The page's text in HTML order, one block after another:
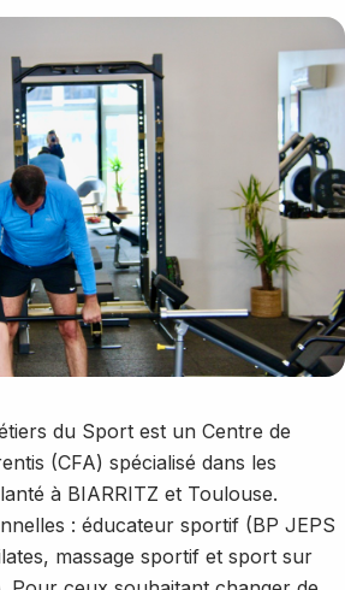
du Sport est un Centre de
(CFA) spécialisé dans les
à BIARRITZ et Toulouse.
: éducateur sportif (BP JEPS
massage sportif et sport sur